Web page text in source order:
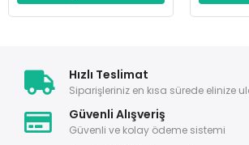
Hızlı Teslimat
Siparişleriniz en kısa sürede elinize
Güvenli Alışveriş
Güvenli ve kolay ödeme sistemi